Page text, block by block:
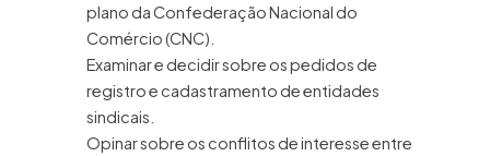
plano da Confederação Nacional do
Comércio (CNC).
Examinar e decidir sobre os pedidos de
registro e cadastramento de entidades
sindicais.
Opinar sobre os conflitos de interesse entre